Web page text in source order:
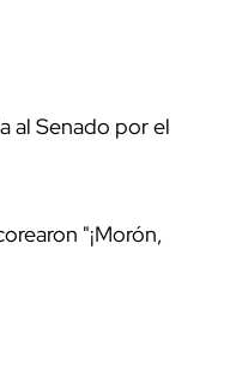
al Senado por el
"¡Morón,